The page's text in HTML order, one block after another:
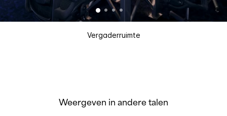
Vergaderruimte
Weergeven in andere talen